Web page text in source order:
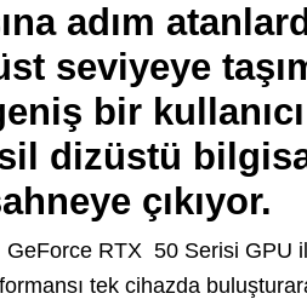
adım
seviyeye
bir
dizüstü
çıkıyor.
RTX 50 Serisi GPU
tek cihazda